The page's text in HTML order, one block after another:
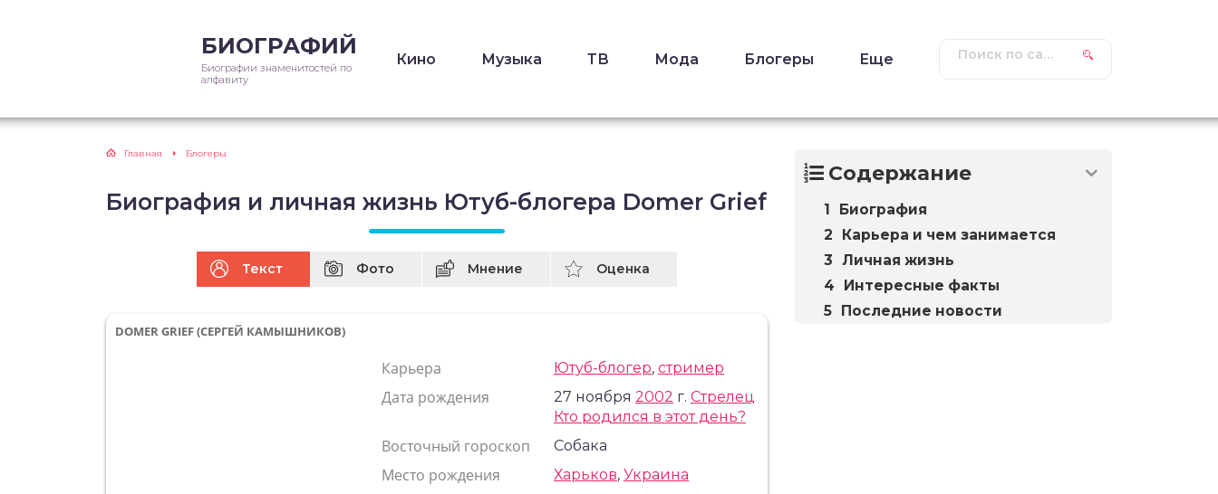
БИОГРАФИЙ
Биографии знаменитостей по
алфавиту
Кино Музыка ТВ Мода Блогеры Еще
Главная Блогеры
Биография и личная жизнь Ютуб-блогера Domer Grief
Текст Фото Мнение Оценка
DOMER GRIEF (СЕРГЕЙ КАМЫШНИКОВ)
Карьера Ютуб-блогер,стример
Дата рождения 27 ноября2002 г.Стрелец
Кто родился в этот день?
Восточный гороскоп Собака
Место рождения Харьков,Украина
Содержание
Биография
Карьера и чем занимается
Личная жизнь
Интересные факты
Последние новости